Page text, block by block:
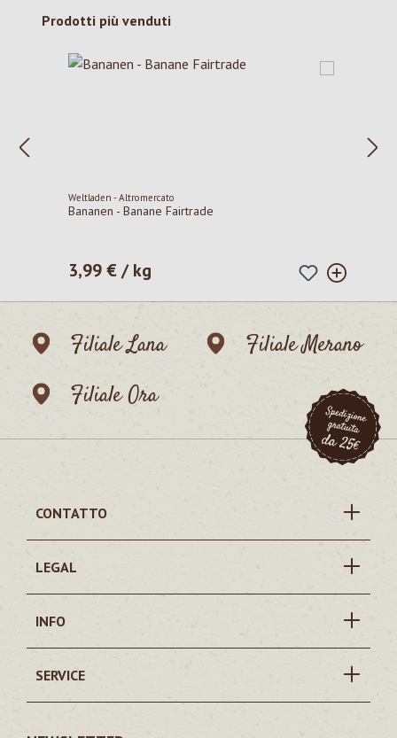
Salta la galleria dei prodotti
Prodotti più venduti
Weltladen - Altromercato
Bananen - Banane Fairtrade
Prezzo normale:
3,99 € / kg
Filiale Lana
Filiale Merano
Filiale Ora
CONTATTO
LEGAL
INFO
SERVICE